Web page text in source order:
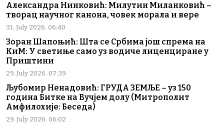
Александра Нинковић: Милутин Миланковић –
творац научног канона, човек морала и вере
31. July 2026. 06:40
Зоран Шапоњић: Шта се Србима још спрема на
КиМ: У светиње само уз водиче лиценциране у
Приштини
29. July 2026. 07:39
Љубомир Ненадовић: ГРУДА ЗЕМЉЕ – уз 150
година Битке на Вучјем долу (Митрополит
Амфилохије: Беседа)
29. July 2026. 06:02